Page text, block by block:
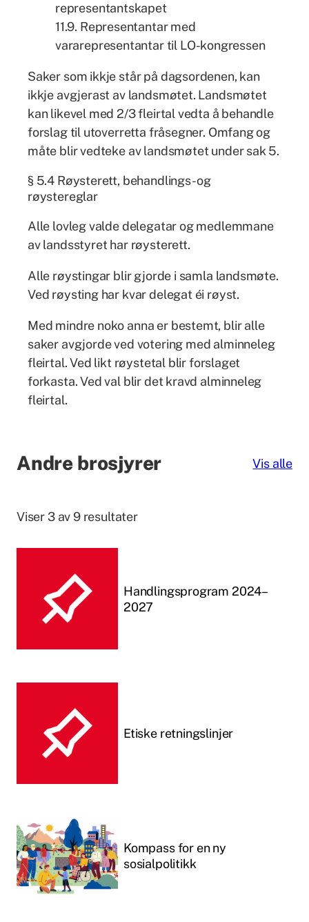
representantskapet
11.9. Representantar med
vararepresentantar til LO-kongressen
Saker som ikkje står på dagsordenen, kan
ikkje avgjerast av landsmøtet. Landsmøtet
kan likevel med 2/3 fleirtal vedta å behandle
forslag til utoverretta fråsegner. Omfang og
måte blir vedteke av landsmøtet under sak 5.
§ 5.4 Røysterett, behandlings- og
røystereglar
Alle lovleg valde delegatar og medlemmane
av landsstyret har røysterett.
Alle røystingar blir gjorde i samla landsmøte.
Ved røysting har kvar delegat éi røyst.
Med mindre noko anna er bestemt, blir alle
saker avgjorde ved votering med alminneleg
fleirtal. Ved likt røystetal blir forslaget
forkasta. Ved val blir det kravd alminneleg
fleirtal.
Andre brosjyrer Vis alle
Viser 3 av 9 resultater
Handlingsprogram 2024–
2027
Etiske retningslinjer
Kompass for en ny
sosialpolitikk